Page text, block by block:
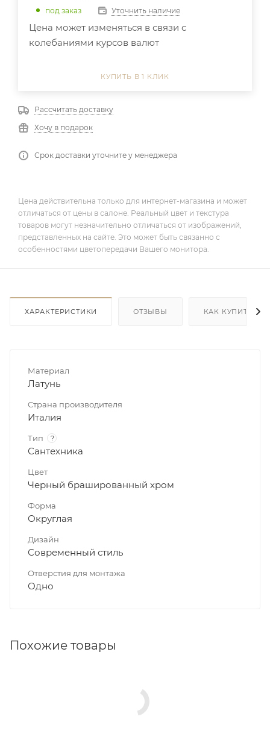
под заказ Уточнить наличие
Цена может изменяться в связи с
колебаниями курсов валют
КУПИТЬ В 1 КЛИК
Рассчитать доставку
Хочу в подарок
Срок доставки уточните у менеджера
Цена действительна только для интернет-магазина и может
отличаться от цены в салоне. Реальный цвет и текстура
товаров могут незначительно отличаться от изображений,
представленных на сайте. Это может быть связанно с
особенностями цветопередачи Вашего монитора.
ХАРАКТЕРИСТИКИ ОТЗЫВЫ КАК КУПИТЬ
Материал
Латунь
Страна производителя
Италия
Тип ?
Сантехника
Цвет
Черный брашированный хром
Форма
Округлая
Дизайн
Современный стиль
Отверстия для монтажа
Одно
Похожие товары